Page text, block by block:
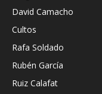
David Camacho
Cultos
Rafa Soldado
Rubén García
Ruiz Calafat